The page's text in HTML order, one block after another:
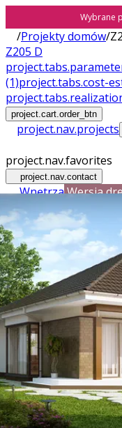
Wybrane
/Projekty domów/
Z205 D
(1)project.tabs.cost-
project.cart.order_btn
project.nav.projects
project.nav.favorites
project.nav.contact
WnętrzaWersja